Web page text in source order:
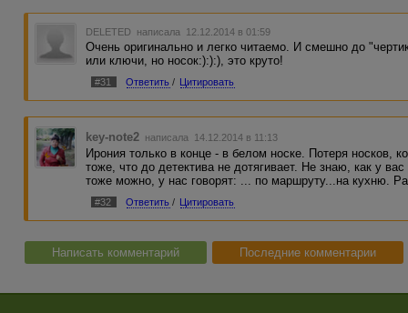
DELETED написала 12.12.2014 в 01:59
Очень оригинально и легко читаемо. И смешно до
или ключи, но носок:):):), это круто!
#31 Ответить / Цитировать
key-note2 написала 14.12.2014 в 11:13
Ирония только в конце - в белом носке. Потеря носков,
тоже, что до детектива не дотягивает. Не знаю, как у
тоже можно, у нас говорят: ... по маршруту...на кухню.
#32 Ответить / Цитировать
Написать комментарий Последние комментарии